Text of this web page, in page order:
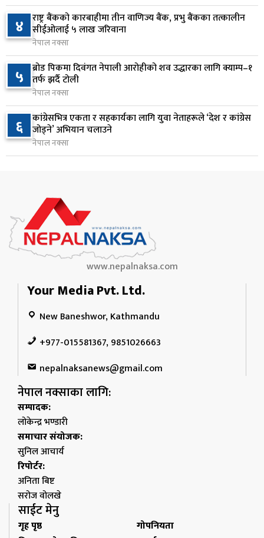
८
सुनसरी र सिरहाका घटनाका पीडितलाई राहत र उपचार
दिने सरकारको निर्णय
१ दिन अघि
९
कृषि क्षेत्रलाई आत्मनिर्भर बनाउने लक्ष्यसहित राष्ट्रिय कृषि
नीति २०८३ जारी
१ दिन अघि
१० नेपाल टेलिकमले बक्यौता महसुलमा जरिवाना छुट दिने
१ दिन अघि
४ राष्ट्र बैंकको कारबाहीमा तीन वाणिज्य बैंक, प्रभु बैंकका तत्कालीन
सीईओलाई ५ लाख जरिवाना
नेपाल नक्सा
५ ब्रोड पिकमा दिवंगत नेपाली आरोहीको शव उद्धारका लागि क्याम्प–१
तर्फ झर्दै टोली
नेपाल नक्सा
६ कांग्रेसभित्र एकता र सहकार्यका लागि युवा नेताहरूले ‘देश र कांग्रेस
जोड्ने’ अभियान चलाउने
नेपाल नक्सा
www.nepalnaksa.com
Your Media Pvt. Ltd.
New Baneshwor, Kathmandu
+977-015581367, 9851026663
nepalnaksanews@gmail.com
नेपाल नक्साका लागि:
सम्पादक:
लोकेन्द्र भण्डारी
समाचार संयोजक:
सुनिल आचार्य
रिपोर्टर:
अनिता बिष्ट
सरोज वोलखे
साईट मेनु
गृह पृष्ठ
गोपनियता